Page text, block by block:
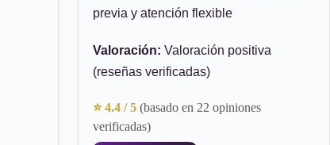
previa y atención flexible
Valoración: Valoración positiva
(reseñas verificadas)
⭐ 4.4 / 5 (basado en 22 opiniones
verificadas)